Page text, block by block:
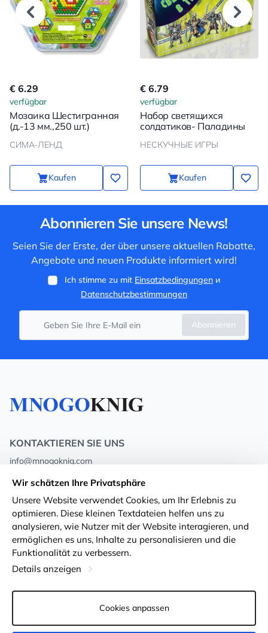
€ 6.29
verfügbar
Мозаика Шестигранная
(д.-13 мм.,250 шт.)
СИМА-ЛЕНД
Kaufen
€ 6.79
verfügbar
Набор светящихся
солдатиков- Паладины
НЕСКУЧНЫЕ ИГРЫ
Kaufen
Abonnieren Sie unsere News!
Seien Sie der Erste, der über unsere aktuellen Rabatte,
Angebote und neuen Produkte informiert wird!
Ich stimme zu mit Einsatzbedingungen и
Datenschutzbestimmungen
Abonnieren
KONTAKTIEREN SIE UNS
info@mnogoknig.com
Rīga, Augusta Deglava 69d, LV-1082
Über uns
Geschäfte
Lieferung und Zahlung
Treuekarten
Für Großhandelskunden
Privacy Policy
Geschäftsbedingungen
Rückgabe von Waren
Cookie-Einstellungen
Wir schätzen Ihre Privatsphäre
Unsere Website verwendet Cookies, um Ihr Erlebnis zu
optimieren. Diese kleinen Textdateien helfen uns zu
analysieren, wie Nutzer mit der Website interagieren, und
ermöglichen es uns, Inhalte zu personalisieren und die
Funktionalität zu verbessern.
Details anzeigen
Cookies anpassen